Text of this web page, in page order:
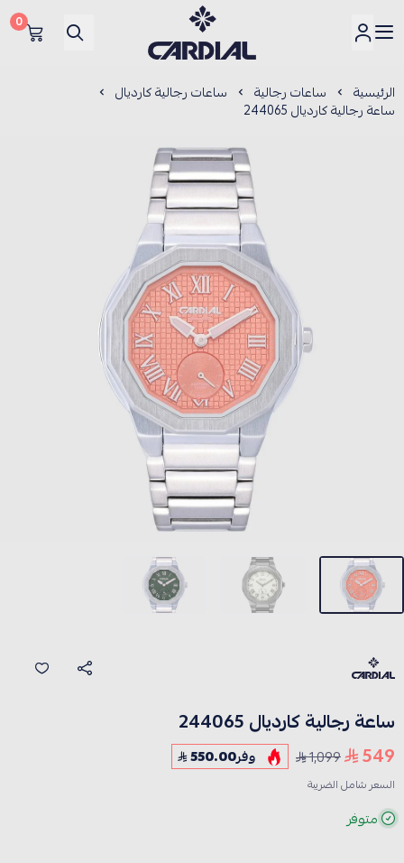
كارديــال
0
الرئيسية ساعات رجالية ساعات رجالية كارديال
ساعة رجالية كارديال 244065
ساعة رجالية كارديال 244065
549
1,099 وفر550.00
السعر شامل الضريبة
متوفر